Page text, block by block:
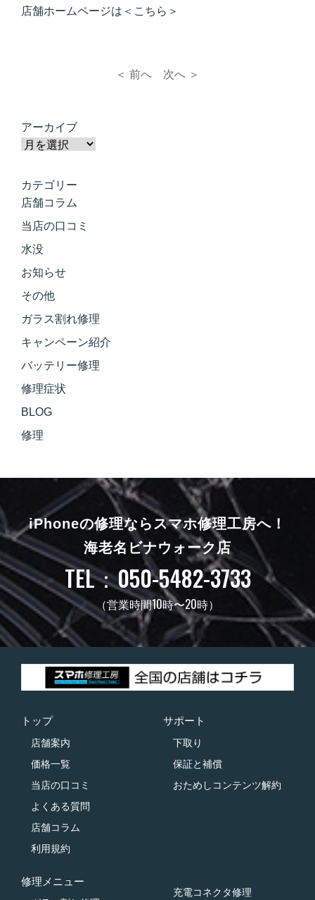
店舗ホームページは ＜こちら＞
＜ 前へ 次へ ＞
アーカイブ
カテゴリー
店舗コラム
当店の口コミ
水没
お知らせ
その他
ガラス割れ修理
キャンペーン紹介
バッテリー修理
修理症状
BLOG
修理
iPhoneの修理ならスマホ修理工房へ！
海老名ビナウォーク店
TEL：050-5482-3733
（営業時間10時〜20時）
トップ
店舗案内
価格一覧
当店の口コミ
よくある質問
店舗コラム
利用規約
サポート
下取り
保証と補償
おためしコンテンツ解約
修理メニュー
充電コネクタ修理